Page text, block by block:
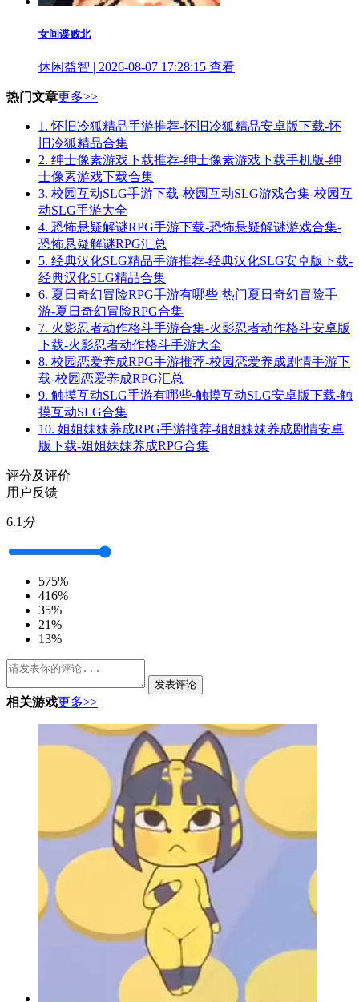
女间谍败北
休闲益智 | 2026-08-07 17:28:15 查看
热门文章更多>>
1. 怀旧冷狐精品手游推荐-怀旧冷狐精品安卓版下载-怀
旧冷狐精品合集
2. 绅士像素游戏下载推荐-绅士像素游戏下载手机版-绅
士像素游戏下载合集
3. 校园互动SLG手游下载-校园互动SLG游戏合集-校园互
动SLG手游大全
4. 恐怖悬疑解谜RPG手游下载-恐怖悬疑解谜游戏合集-
恐怖悬疑解谜RPG汇总
5. 经典汉化SLG精品手游推荐-经典汉化SLG安卓版下载-
经典汉化SLG精品合集
6. 夏日奇幻冒险RPG手游有哪些-热门夏日奇幻冒险手
游-夏日奇幻冒险RPG合集
7. 火影忍者动作格斗手游合集-火影忍者动作格斗安卓版
下载-火影忍者动作格斗手游大全
8. 校园恋爱养成RPG手游推荐-校园恋爱养成剧情手游下
载-校园恋爱养成RPG汇总
9. 触摸互动SLG手游有哪些-触摸互动SLG安卓版下载-触
摸互动SLG合集
10. 姐姐妹妹养成RPG手游推荐-姐姐妹妹养成剧情安卓
版下载-姐姐妹妹养成RPG合集
评分及评价
用户反馈
6.1 分
575%
416%
35%
21%
13%
发表评论
相关游戏更多>>